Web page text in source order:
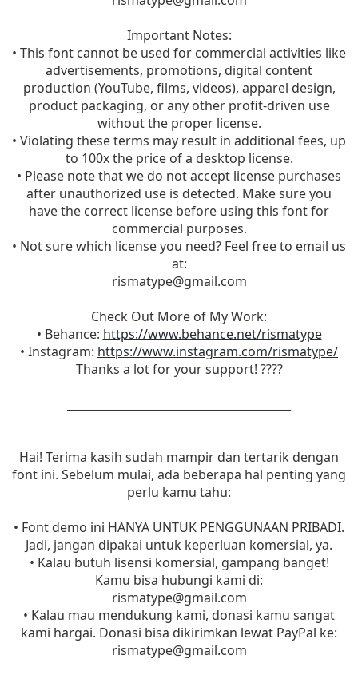
Important Notes:
• This font cannot be used for commercial activities like
advertisements, promotions, digital content
production (YouTube, films, videos), apparel design,
product packaging, or any other profit-driven use
without the proper license.
• Violating these terms may result in additional fees, up
to 100x the price of a desktop license.
• Please note that we do not accept license purchases
after unauthorized use is detected. Make sure you
have the correct license before using this font for
commercial purposes.
• Not sure which license you need? Feel free to email us
at:
rismatype@gmail.com
Check Out More of My Work:
• Behance: https://www.behance.net/rismatype
• Instagram: https://www.instagram.com/rismatype/
Thanks a lot for your support! ????
Hai! Terima kasih sudah mampir dan tertarik dengan
font ini. Sebelum mulai, ada beberapa hal penting yang
perlu kamu tahu:
• Font demo ini HANYA UNTUK PENGGUNAAN PRIBADI.
Jadi, jangan dipakai untuk keperluan komersial, ya.
• Kalau butuh lisensi komersial, gampang banget!
Kamu bisa hubungi kami di:
rismatype@gmail.com
• Kalau mau mendukung kami, donasi kamu sangat
kami hargai. Donasi bisa dikirimkan lewat PayPal ke:
rismatype@gmail.com